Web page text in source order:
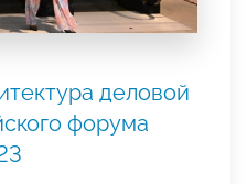
деловой
форума